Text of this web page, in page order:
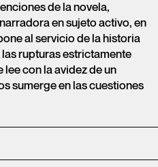
de la novela,
en sujeto activo, en
al servicio de la historia
rupturas estrictamente
lee con la avidez de un
sumerge en las cuestiones